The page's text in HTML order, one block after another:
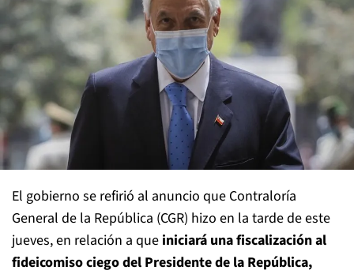
El gobierno se refirió al anuncio que Contraloría
General de la República (CGR) hizo en la tarde de este
jueves, en relación a que iniciará una fiscalización al
fideicomiso ciego del Presidente de la República,